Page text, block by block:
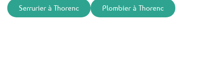
Serrurier à Thorenc Plombier à Thorenc